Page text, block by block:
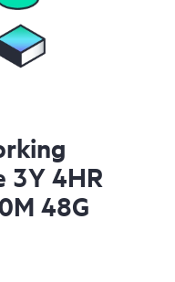
3Y 4HR
48G